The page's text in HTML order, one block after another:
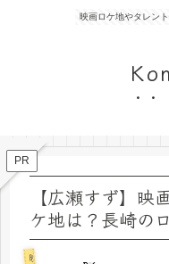
映画ロケ地やタレン
PR
【広瀬すず】映
ケ地は？長崎の
映画ロケ地